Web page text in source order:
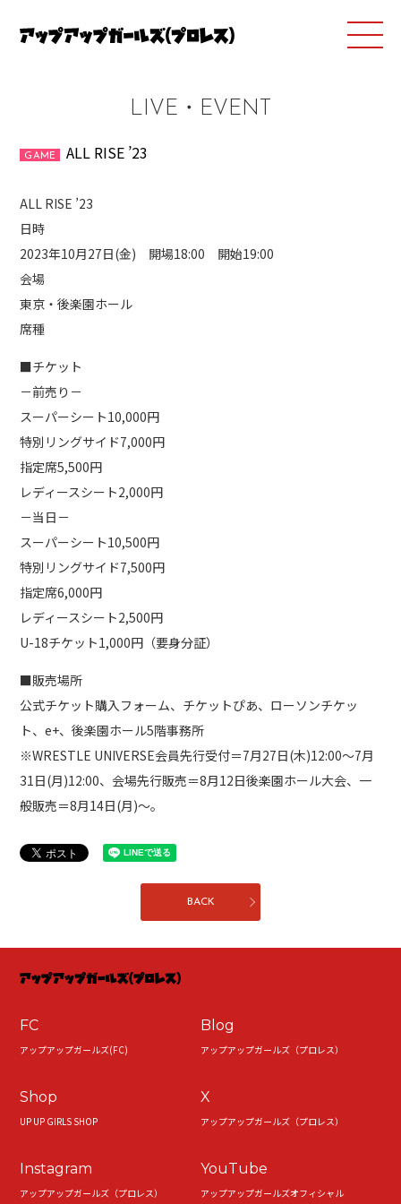
LIVE・EVENT
GAME ALL RISE ’23
ALL RISE ’23
日時
2023年10月27日(金) 開場18:00 開始19:00
会場
東京・後楽園ホール
席種
■チケット
－前売り－
スーパーシート10,000円
特別リングサイド7,000円
指定席5,500円
レディースシート2,000円
－当日－
スーパーシート10,500円
特別リングサイド7,500円
指定席6,000円
レディースシート2,500円
U-18チケット1,000円（要身分証）
■販売場所
公式チケット購入フォーム、チケットぴあ、ローソンチケッ
ト、e+、後楽園ホール5階事務所
※WRESTLE UNIVERSE会員先行受付＝7月27日(木)12:00～7月
31日(月)12:00、会場先行販売＝8月12日後楽園ホール大会、一
般販売＝8月14日(月)～。
BACK
FC
アップアップガールズ(FC)
Blog
アップアップガールズ（プロレス）
Shop
UP UP GIRLS SHOP
X
アップアップガールズ（プロレス）
Instagram
アップアップガールズ（プロレス）
YouTube
アップアップガールズオフィシャル